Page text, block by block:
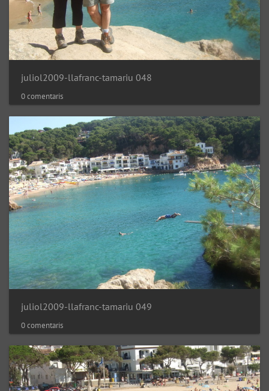
juliol2009-llafranc-tamariu 048
0 comentaris
juliol2009-llafranc-tamariu 049
0 comentaris